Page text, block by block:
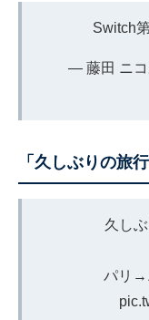
Switch
— 藤田 ニコ
「久しぶりの旅
久し
パリ→